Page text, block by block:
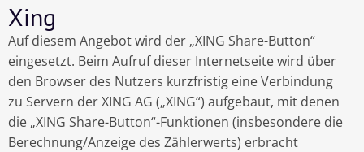
Xing
Auf diesem Angebot wird der „XING Share-Button“
eingesetzt. Beim Aufruf dieser Internetseite wird über
den Browser des Nutzers kurzfristig eine Verbindung
zu Servern der XING AG („XING“) aufgebaut, mit denen
die „XING Share-Button“-Funktionen (insbesondere die
Berechnung/Anzeige des Zählerwerts) erbracht